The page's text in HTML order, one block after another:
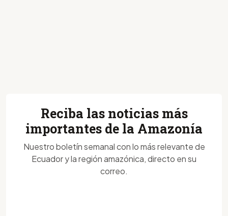
Reciba las noticias más
importantes de la Amazonía
Nuestro boletín semanal con lo más relevante de
Ecuador y la región amazónica, directo en su
correo.